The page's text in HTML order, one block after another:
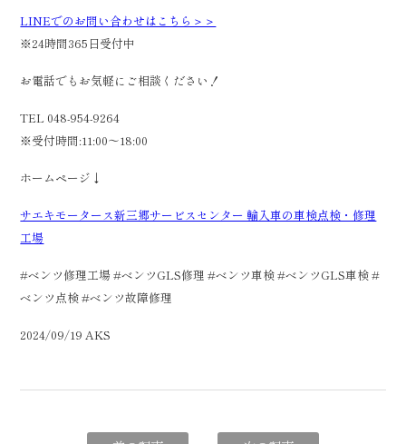
LINEでのお問い合わせはこちら＞＞
※24時間365日受付中
お電話でもお気軽にご相談ください！
TEL 048-954-9264
※受付時間:11:00～18:00
ホームページ↓
サエキモータース新三郷サービスセンター 輸入車の車検点検・修理
工場
#ベンツ修理工場 #ベンツGLS修理 #ベンツ車検 #ベンツGLS車検 #
ベンツ点検 #ベンツ故障修理
2024/09/19 AKS